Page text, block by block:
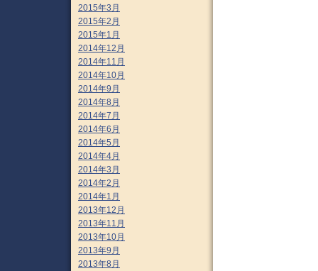
2015年3月
2015年2月
2015年1月
2014年12月
2014年11月
2014年10月
2014年9月
2014年8月
2014年7月
2014年6月
2014年5月
2014年4月
2014年3月
2014年2月
2014年1月
2013年12月
2013年11月
2013年10月
2013年9月
2013年8月